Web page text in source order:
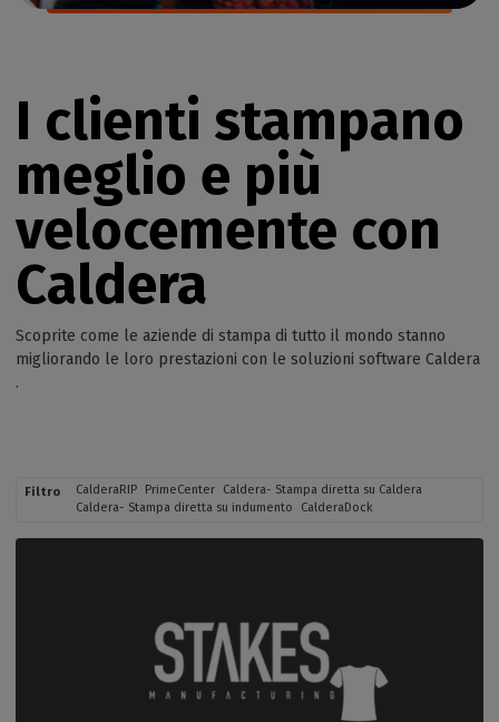
I clienti stampano
meglio e più
velocemente con
Caldera
Scoprite come le aziende di stampa di tutto il mondo stanno
migliorando le loro prestazioni con le soluzioni software Caldera
.
Filtro CalderaRIP PrimeCenter
Caldera- Stampa diretta su Caldera
Caldera- Stampa diretta su indumento
CalderaDock